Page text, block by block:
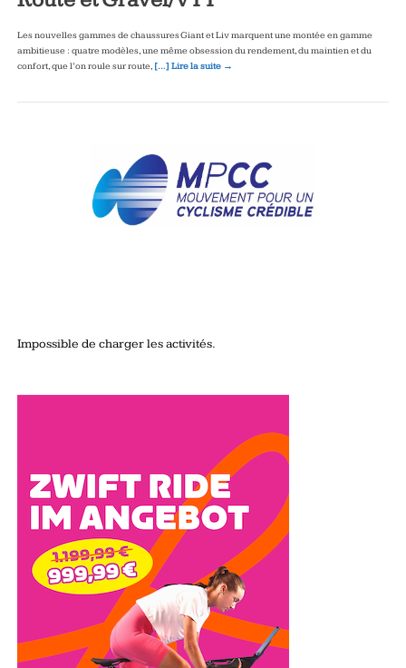
Les nouvelles gammes de chaussures Giant et Liv marquent une montée en gamme
ambitieuse : quatre modèles, une même obsession du rendement, du maintien et du
confort, que l’on roule sur route, […] Lire la suite →
Impossible de charger les activités.